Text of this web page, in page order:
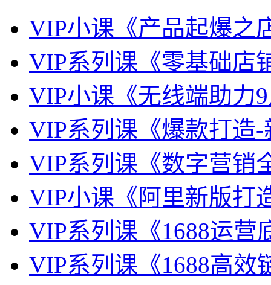
VIP小课《产品起爆之
VIP系列课《零基础店
VIP小课《无线端助力
VIP系列课《爆款打造
VIP系列课《数字营销
VIP小课《阿里新版打
VIP系列课《1688运营
VIP系列课《1688高效